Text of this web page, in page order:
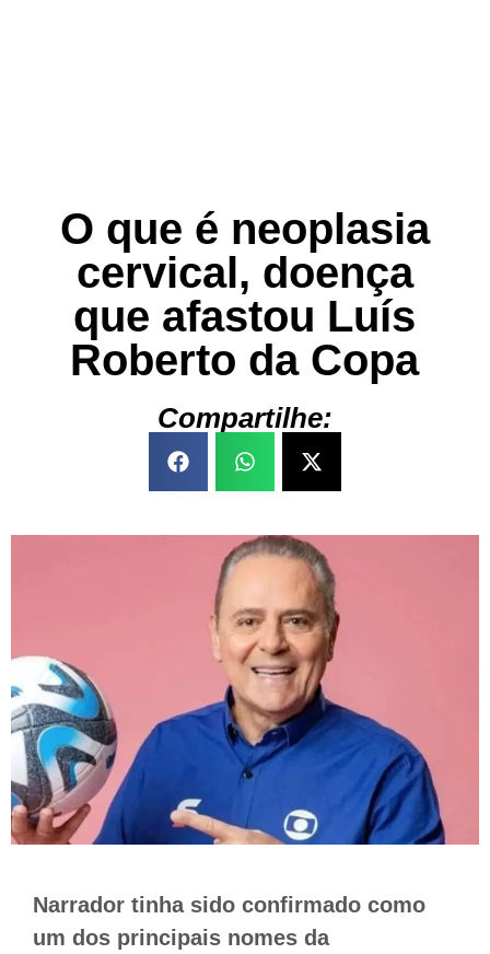
O que é neoplasia
cervical, doença
que afastou Luís
Roberto da Copa
Compartilhe:
Narrador tinha sido confirmado como
um dos principais nomes da